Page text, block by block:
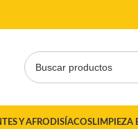
Y AFRODISÍACOSLIMPIEZA